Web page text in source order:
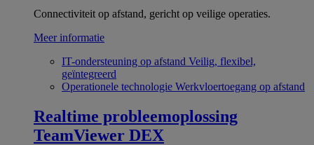
Connectiviteit op afstand, gericht op veilige operaties.
Meer informatie
IT-ondersteuning op afstand Veilig, flexibel,
geïntegreerd
Operationele technologie Werkvloertoegang op afstand
Realtime probleemoplossing
TeamViewer DEX